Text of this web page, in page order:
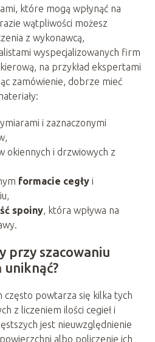
które mogą wpłynąć na
wątpliwości możesz
z wykonawcą,
wyspecjalizowanych firm
na przykład ekspertami
zamówienie, dobrze mieć
i zaznaczonymi
okiennych i drzwiowych z
formacie cegłyi
spoiny, która wpływa na
przy szacowaniu
uniknąć?
często powtarza się kilka tych
z liczeniem ilości cegieł i
jest nieuwzględnienie
albo policzenie ich